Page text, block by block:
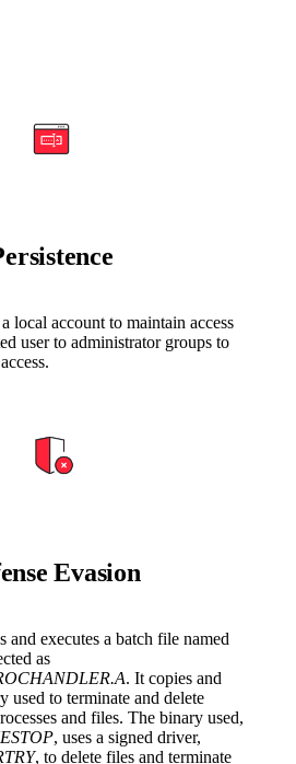
local account to maintain access
user to administrator groups to
Evasion
and executes a batch file named
as
. It copies and
used to terminate and delete
and files. The binary used,
, uses a signed driver,
, to delete files and terminate